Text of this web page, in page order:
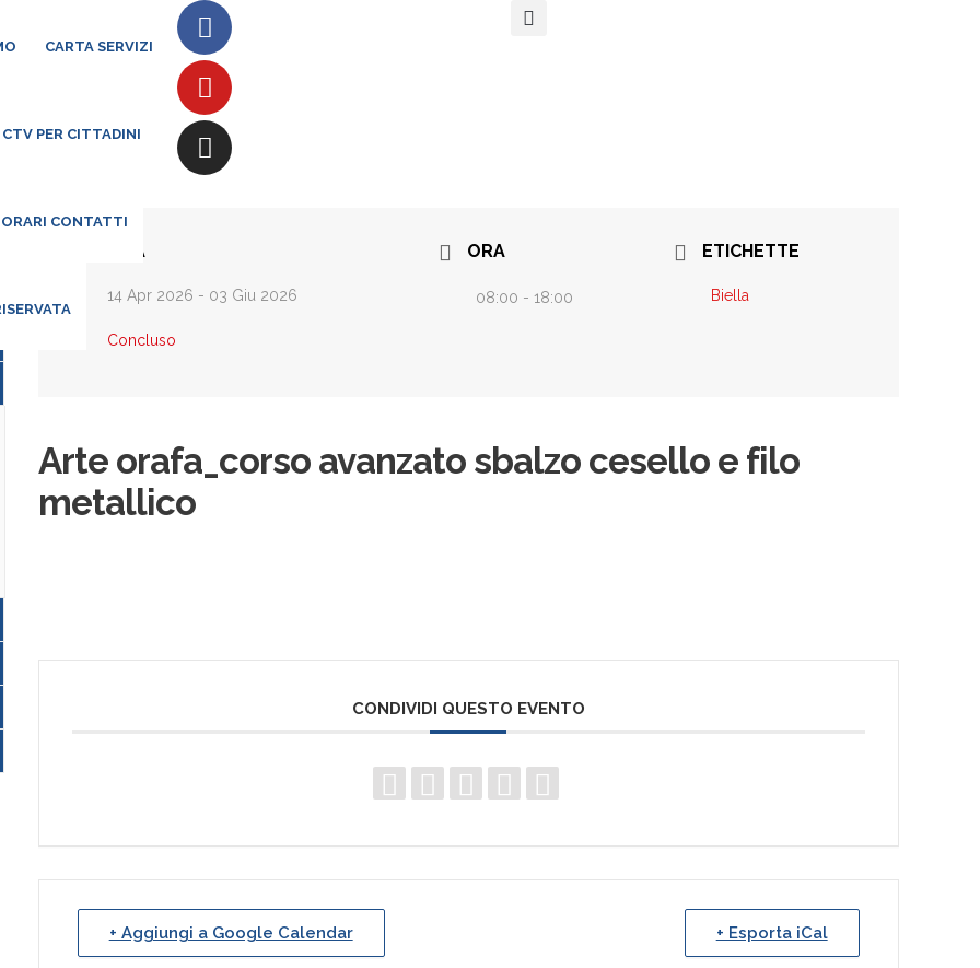
CARTA SERVIZI
CTV PER CITTADINI
ORARI CONTATTI
DATA
14 Apr 2026 - 03 Giu 2026
Concluso
ORA
08:00 - 18:00
ETICHETTE
Biella
Arte orafa_corso avanzato sbalzo cesello e filo
metallico
CONDIVIDI QUESTO EVENTO
+ Aggiungi a Google Calendar + Esporta iCal